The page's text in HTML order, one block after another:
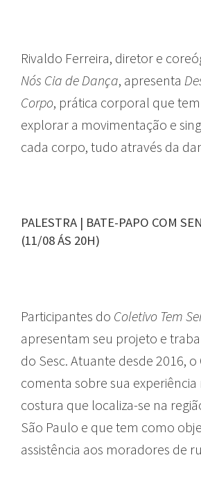
Rivaldo Ferreira, diretor e
Nós Cia de Dança, apresenta
Corpo, prática corporal que
explorar a movimentação e
cada corpo, tudo através da
PALESTRA | BATE-PAPO COM
(11/08 ÁS 20H)
Participantes do Coletivo Tem
apresentam seu projeto e
do Sesc. Atuante desde 2016, o
comenta sobre sua experiência
costura que localiza-se na
São Paulo e que tem como
assistência aos moradores de